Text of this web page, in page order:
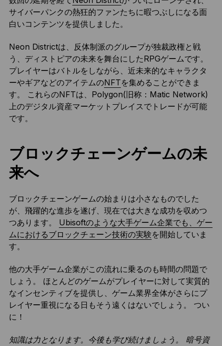
サイバーパンクの熱狂的ファンたちに暇つぶしになる面
白いコンテンツを提供しました。
Neon Districtは、反体制派のグループが独裁政権と戦
う、ディストピアの未来を舞台にしたRPGゲームです。
プレイヤーはバトルをしながら、近未来的なキャラクタ
ーやギアなどのアイテムのNFTを集めることができま
す。 これらのNFTは、Polygon(旧称：Matic Network)
上のデジタル資産マーケットプレイスでトレードが可能
です。
ブロックチェーンゲームの未
来へ
ブロックチェーンゲームの始まりは小さなものでした
が、飛躍的な進歩を遂げ、現在では大きな成功を収めつ
つあります。 Ubisoftのような大手ゲーム企業でも、ゲー
ムにおけるブロックチェーン技術の実験を開始していま
す。
他の大手ゲーム企業がこの流れに乗るのも時間の問題で
しょう。 ほとんどのゲームがプレイヤーに対して実質的
なインセンティブを提供し、ゲーム業界全体がさらにプ
レイヤー重視になる日もそう遠くはないでしょう。 つい
に！
知識は力となります。今後も学び続けましょう。 暗号資